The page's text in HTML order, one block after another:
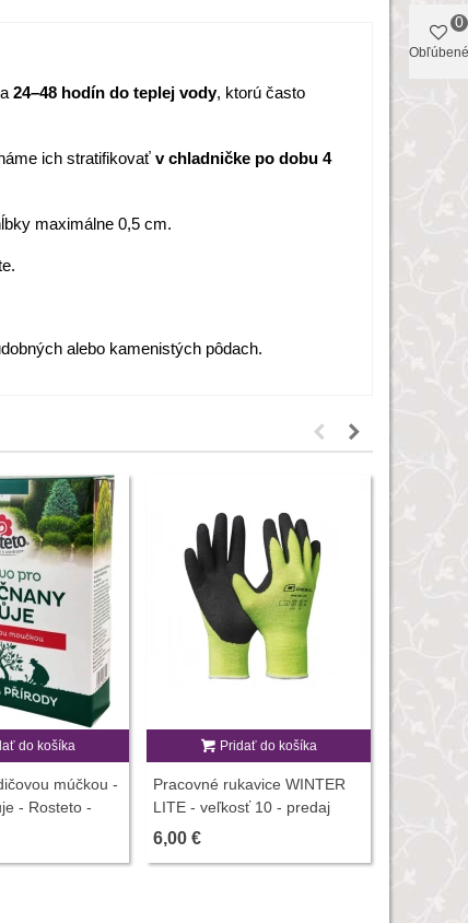
24–48 hodín do teplej vody, ktorú často
ich stratifikovať v chladničke po dobu 4
maximálne 0,5 cm.
alebo kamenistých pôdach.
do košíka
múčkou -
- Rosteto -
1 kg
Pridať do košíka
Pracovné rukavice WINTER
LITE - veľkosť 10 - predaj
pracovných rukavíc - 1 ks
6,00 €
semená -
Obľúbené
0